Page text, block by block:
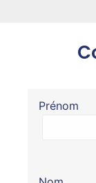
Prénom